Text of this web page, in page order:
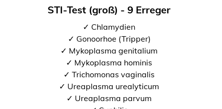
STI-Test (groß) - 9 Erreger
✓ Chlamydien
✓ Gonoorhoe (Tripper)
✓ Mykoplasma genitalium
✓ Mykoplasma hominis
✓ Trichomonas vaginalis
✓ Ureaplasma urealyticum
✓ Ureaplasma parvum